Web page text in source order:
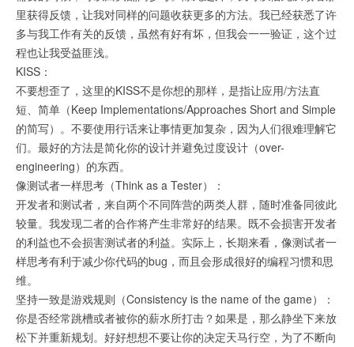
里获得反馈，让我对同样的问题收获更多的方法。我已经获悉了许
多与我工作有关的反馈，虽然有好有坏，但我会一一验证，这个过
程也让我受益匪浅。
KISS：
不要想歪了，这里的KISS不是你想的那样，是指让应用/方法直
短、简单（Keep Implementations/Approaches Short and Simple
的简写）。不要使用行话来让事情更加复杂，因为人们很难理解它
们。最好的方法是简化你的设计并避免过度设计（over-
engineering）的东西。
像测试者一样思考（Think as a Tester）：
开发者和测试者，来自两个不同阵营的两类人群，随时准备同彼此
较量。我发现二者的合作将产生非常好的结果。既不会损害开发者
的利益也不会损害测试者的利益。实际上，长期来看，像测试者一
样思考有利于减少你代码的bug，而且会形成很好的编程习惯和思
维。
坚持一致是游戏规则（Consistency is the name of the game）：
你是否经常跳槽或者被你的薪水所打击？如果是，那么静坐下来放
松下并重新规划。好好想想不要让你的决定天马行空，为了不断向